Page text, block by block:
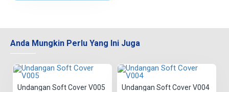
Anda Mungkin Perlu Yang Ini Juga
Undangan Soft Cover V005 Undangan Soft Cover V004